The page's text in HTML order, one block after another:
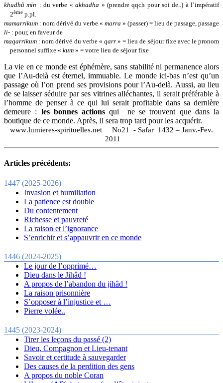
khudhû min : du verbe «akhadha » (prendre qqch pour soi de..) à l’impératif
2ème p.pl.
mamarrikum : nom dérivé du verbe « marra » (passer) = lieu de passage, passage
li- : pour, en faveur de
maqarrikum : nom dérivé du verbe « qarr» = lieu de séjour fixe avec le pronom
personnel suffixe « kum » = votre lieu de séjour fixe
La vie en ce monde est éphémère, sans stabilité ni permanence alors
que l’Au-delà est éternel, immuable. Le monde ici-bas n’est qu’un
passage où l’on prend ses provisions pour l’Au-delà. Aussi, au lieu
de se laisser séduire par ses vitrines alléchantes, il serait préférable à
l’homme de penser à ce qui lui serait profitable dans sa dernière
demeure : les bonnes actions qui
ne se trouvent que dans la
boutique de ce monde. Après, il sera trop tard pour les acquérir.
www.lumieres-spirituelles.net No21 - Safar 1432 – Janv.-Fev.
2011
Articles précédents:
1447 (2025-2026)
Invasion et humiliation
La patience est double
Du contentement
Richesse et pauvreté
La raison et l’ignorance
S’enrichir et s’appauvrir en ce monde
1446 (2024-2025)
Le jour de l’opprimé…
Dieu dans le Jihâd !
A propos de l’abandon du jihâd !
La raison prisonnière
S’opposer à l’injustice et …
Pierre volée..
1445 (2023-2024)
Tirer les leçons du passé (2)
Dieu, Compagnon et Lieu-tenant
Savoir et certitude à sauvegarder
Des causes de la perdition des gens
A propos du noble Coran